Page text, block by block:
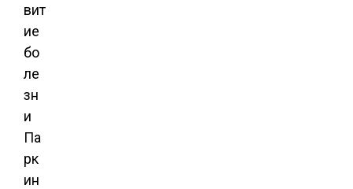
вит
ие
бо
ле
зн
и
Па
рк
ин